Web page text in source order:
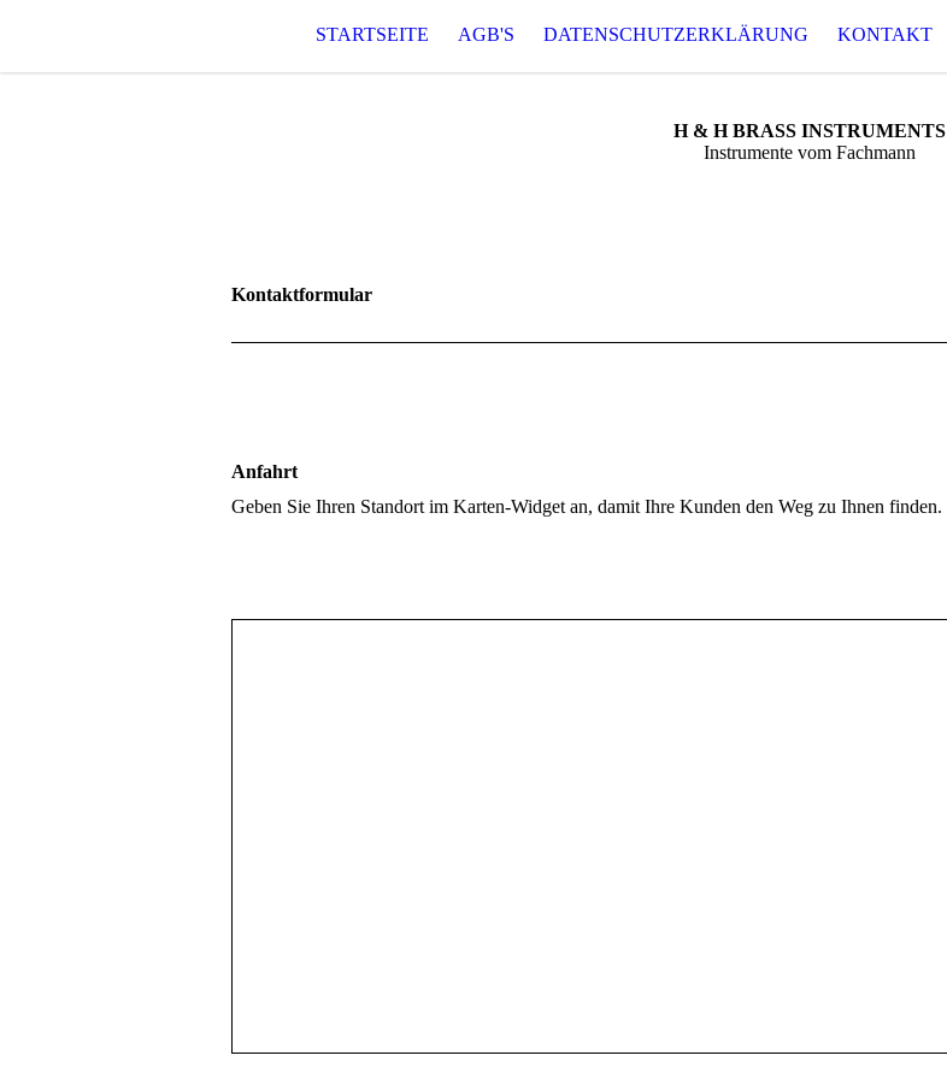
STARTSEITE AGB'S DATENSCHUTZERKLÄRUNG KONTAKT
H & H BRASS INSTRUMENTS
Instrumente vom Fachmann
Kontaktformular
Anfahrt
Geben Sie Ihren Standort im Karten-Widget an, damit Ihre Kunden den Weg zu Ihnen finden.